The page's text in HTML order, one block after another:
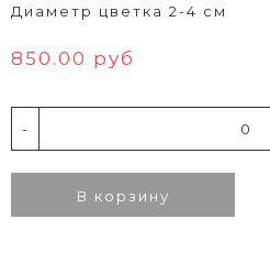
Диаметр цветка 2-4 см
850.00 руб
-
В корзину